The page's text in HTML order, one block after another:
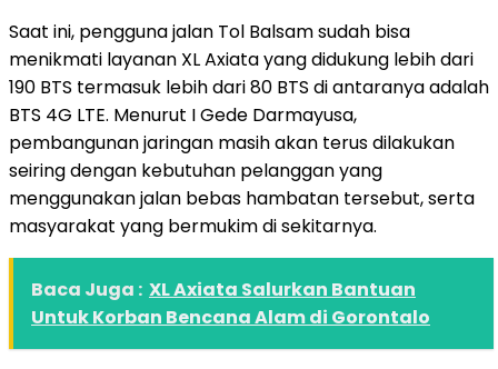
Saat ini, pengguna jalan Tol Balsam sudah bisa
menikmati layanan XL Axiata yang didukung lebih dari
190 BTS termasuk lebih dari 80 BTS di antaranya adalah
BTS 4G LTE. Menurut I Gede Darmayusa,
pembangunan jaringan masih akan terus dilakukan
seiring dengan kebutuhan pelanggan yang
menggunakan jalan bebas hambatan tersebut, serta
masyarakat yang bermukim di sekitarnya.
Baca Juga : XL Axiata Salurkan Bantuan
Untuk Korban Bencana Alam di Gorontalo